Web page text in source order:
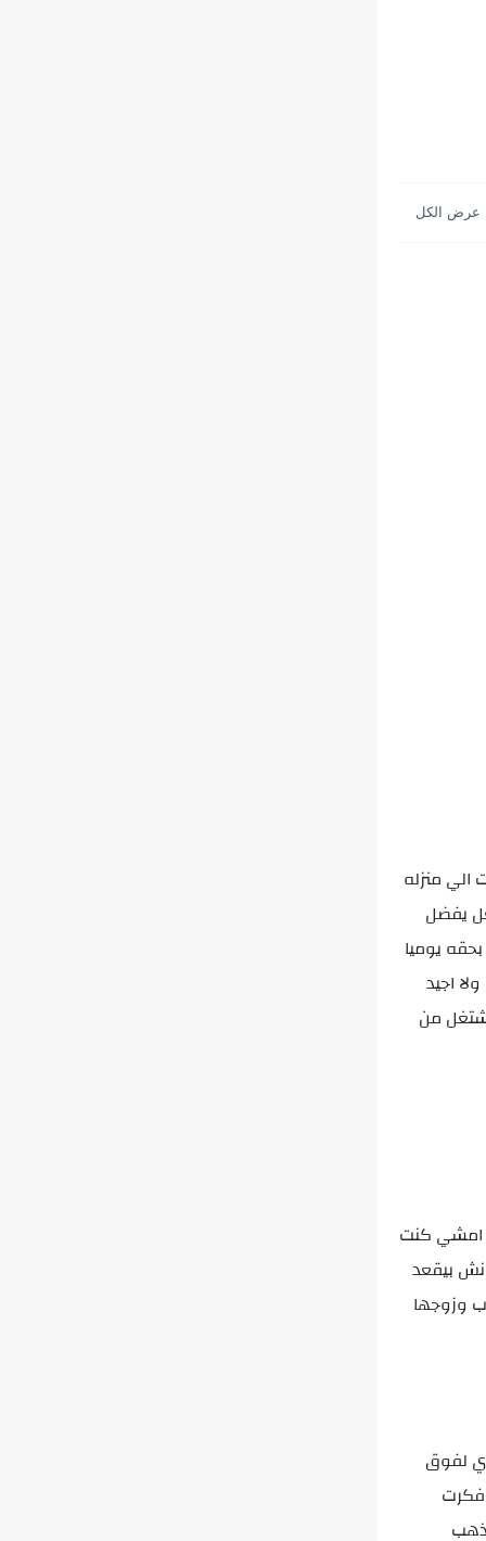
منزله
يفضل
يوميا
اجيد
من
امشي كنت
بيقعد
وزوجها
لفوق